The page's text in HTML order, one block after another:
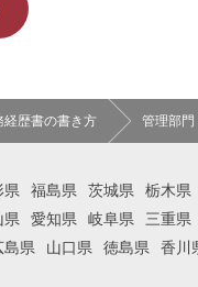
経歴書の書き方 管理部門
県 福島県 茨城県 栃木県
県 愛知県 岐阜県 三重県
島県 山口県 徳島県 香川